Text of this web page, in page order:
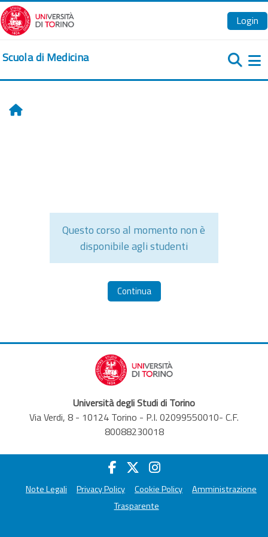
Vai al contenuto principale
Login
Scuola di Medicina
Home
Questo corso al momento non è
disponibile agli studenti
Continua
Università degli Studi di Torino
Via Verdi, 8 - 10124 Torino - P.I. 02099550010- C.F.
80088230018
Note Legali Privacy Policy Cookie Policy
Amministrazione
Trasparente